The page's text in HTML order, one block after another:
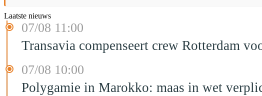
Laatste nieuws
07/08 11:00
Transavia compenseert crew Rotterdam
07/08 10:00
Polygamie in Marokko: maas in wet